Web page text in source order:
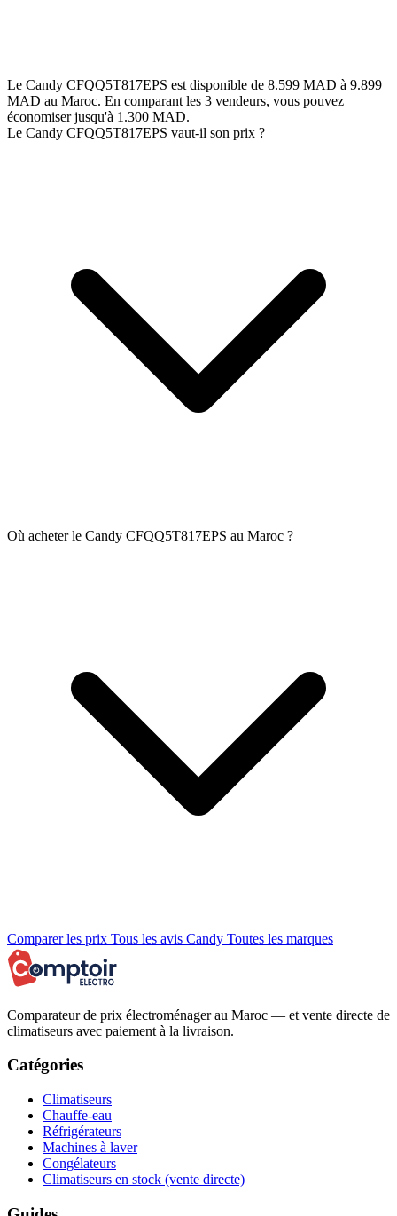
Le Candy CFQQ5T817EPS est disponible de 8.599 MAD à 9.899
MAD au Maroc. En comparant les 3 vendeurs, vous pouvez
économiser jusqu'à 1.300 MAD.
Le Candy CFQQ5T817EPS vaut-il son prix ?
Où acheter le Candy CFQQ5T817EPS au Maroc ?
Comparer les prix Tous les avis Candy Toutes les marques
Comparateur de prix électroménager au Maroc — et vente directe de
climatiseurs avec paiement à la livraison.
Catégories
Climatiseurs
Chauffe-eau
Réfrigérateurs
Machines à laver
Congélateurs
Climatiseurs en stock (vente directe)